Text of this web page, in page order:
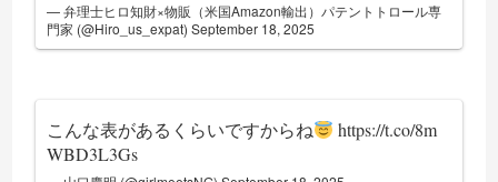
— 弁理士ヒロ知財×物販（米国Amazon輸出）パテントトロール専
門家 (@Hiro_us_expat)September 18, 2025
こんな表があるくらいですからね
https://t.co/8m
WBD3L3Gs